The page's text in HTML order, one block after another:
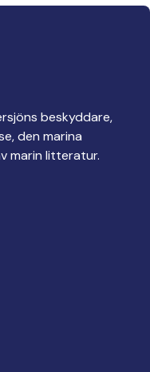
beskyddare,
den marina
marin litteratur.